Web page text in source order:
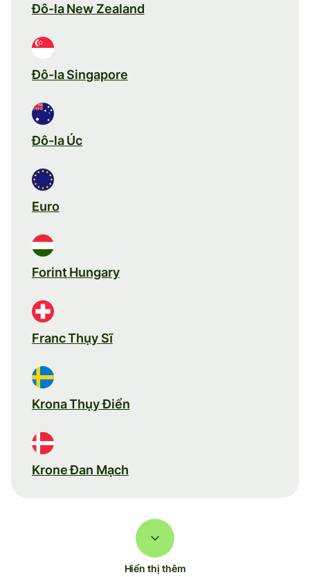
Đô-la New Zealand
Đô-la Singapore
Đô-la Úc
Euro
Forint Hungary
Franc Thụy Sĩ
Krona Thụy Điển
Krone Đan Mạch
Hiển thị thêm